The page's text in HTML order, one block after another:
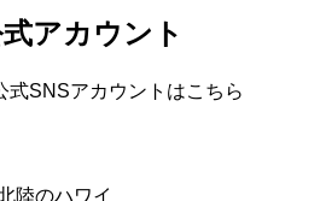
アカウント
式SNSアカウントはこちら
陸のハワイ